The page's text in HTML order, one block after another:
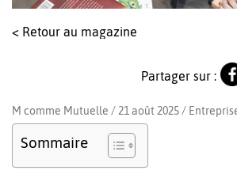
< Retour au magazine
Partager sur :
M comme Mutuelle / 21 août 2025 /
Sommaire